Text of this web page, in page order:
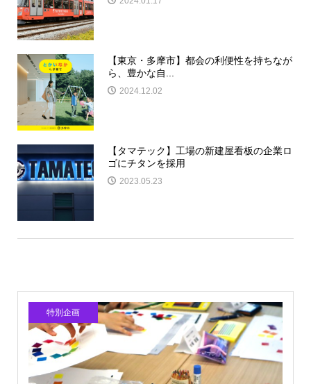
【東京・多摩市】都会の利便性を持ちなが
ら、豊かな自...
2024.12.02
【タマテック】工場の新建屋看板の企業ロ
ゴにチタンを採用
2023.05.23
特別企画